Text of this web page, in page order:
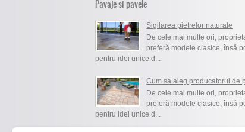
Pavaje si pavele
Sigilarea pietrelor naturale
De cele mai multe ori,
preferă modele clasice, însă
pentru idei unice d...
Cum sa aleg producatorul de
De cele mai multe ori,
preferă modele clasice, însă
pentru idei unice d...